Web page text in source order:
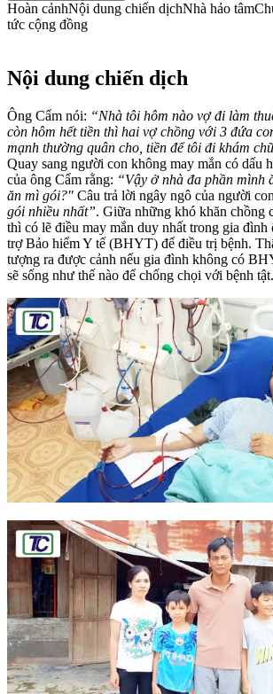
Hoàn cảnhNội dung chiến dịchNhà hảo tâm
tức cộng đồng
Nội dung chiến dịch
Ông Cẩm nói: “Nhà tôi hôm nào vợ đi làm
còn hôm hết tiền thì hai vợ chồng với 3 đứa
mạnh thường quân cho, tiền để tôi đi khám
Quay sang người con không may mắn có dấu
của ông Cẩm rằng: “Vậy ở nhà đa phần mình
ăn mì gói?" Câu trả lời ngây ngô của người
gói nhiều nhất”. Giữa những khó khăn chồng
thì có lẽ điều may mắn duy nhất trong gia đình
trợ Bảo hiểm Y tế (BHYT) để điều trị bệnh.
tượng ra được cảnh nếu gia đình không có
sẽ sống như thế nào để chống chọi với bệnh tật.